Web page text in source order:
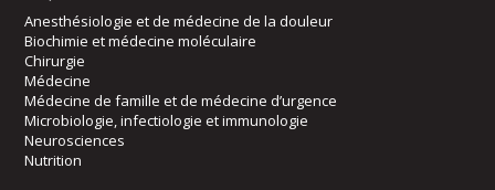
Anesthésiologie et de médecine de la douleur
Biochimie et médecine moléculaire
Chirurgie
Médecine
Médecine de famille et de médecine d’urgence
Microbiologie, infectiologie et immunologie
Neurosciences
Nutrition